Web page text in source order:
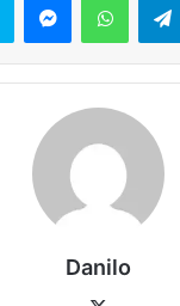
Danilo